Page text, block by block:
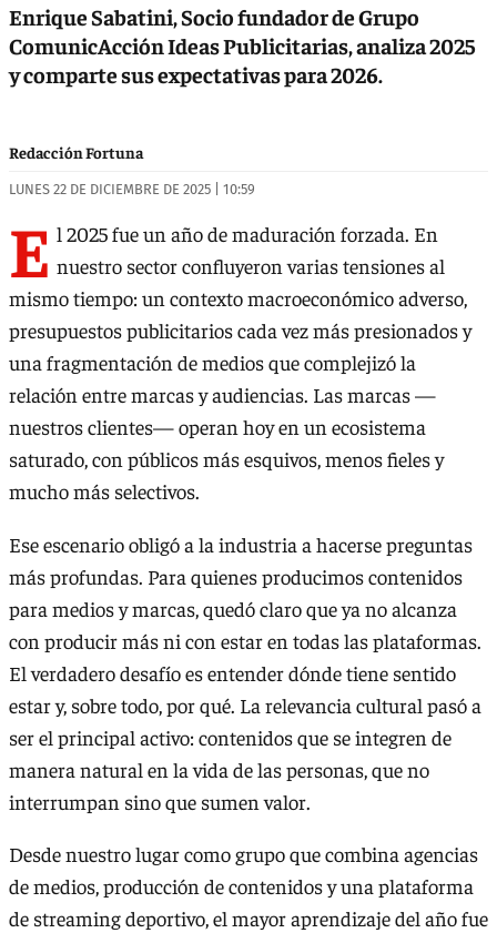
Enrique Sabatini, Socio fundador de Grupo
ComunicAcción Ideas Publicitarias, analiza 2025
y comparte sus expectativas para 2026.
Redacción Fortuna
LUNES 22 DE DICIEMBRE DE 2025 | 10:59
E l 2025 fue un año de maduración forzada. En
nuestro sector confluyeron varias tensiones al
mismo tiempo: un contexto macroeconómico adverso,
presupuestos publicitarios cada vez más presionados y
una fragmentación de medios que complejizó la
relación entre marcas y audiencias. Las marcas —
nuestros clientes— operan hoy en un ecosistema
saturado, con públicos más esquivos, menos fieles y
mucho más selectivos.
Ese escenario obligó a la industria a hacerse preguntas
más profundas. Para quienes producimos contenidos
para medios y marcas, quedó claro que ya no alcanza
con producir más ni con estar en todas las plataformas.
El verdadero desafío es entender dónde tiene sentido
estar y, sobre todo, por qué. La relevancia cultural pasó a
ser el principal activo: contenidos que se integren de
manera natural en la vida de las personas, que no
interrumpan sino que sumen valor.
Desde nuestro lugar como grupo que combina agencias
de medios, producción de contenidos y una plataforma
de streaming deportivo, el mayor aprendizaje del año fue